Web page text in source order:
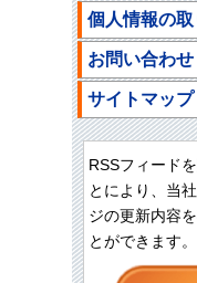
個人情報の
お問い合わせ
サイトマップ
RSSフィード
とにより、当
ジの更新内容
とができます。